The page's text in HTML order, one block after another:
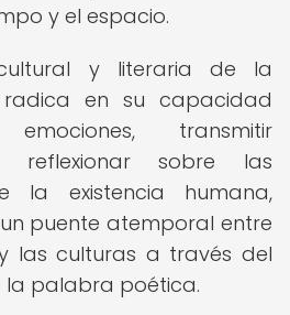
y el espacio.
y literaria de la
en su capacidad
transmitir
reflexionar sobre las
la existencia humana,
puente atemporal entre
las culturas a través del
la palabra poética.